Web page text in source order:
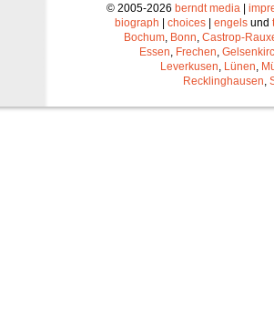
© 2005-2026 berndt media|
biograph | choices | engels und
Bochum, Bonn, Castrop-
Essen, Frechen,
Leverkusen, Lünen,
Recklinghausen,